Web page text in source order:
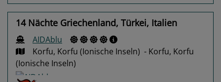
14 Nächte Griechenland, Türkei, Italien
AIDAblu
Korfu, Korfu (Ionische Inseln) - Korfu, Korfu
(Ionische Inseln)